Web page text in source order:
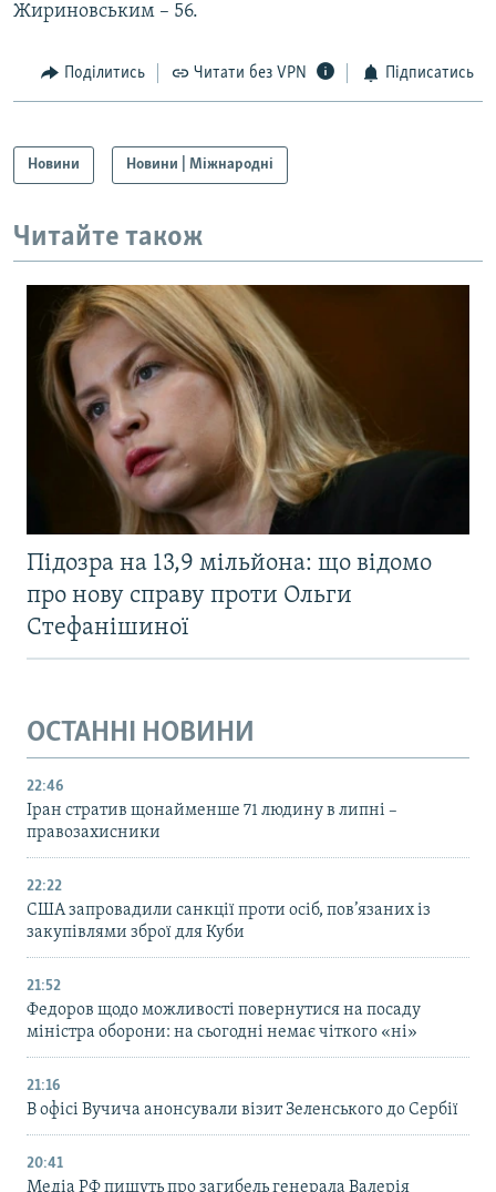
Жириновським – 56.
Поділитись Читати без VPN Підписатись
Новини Новини | Міжнародні
Читайте також
Підозра на 13,9 мільйона: що відомо
про нову справу проти Ольги
Стефанішиної
ОСТАННІ НОВИНИ
22:46
Іран стратив щонайменше 71 людину в липні –
правозахисники
22:22
США запровадили санкції проти осіб, пов’язаних із
закупівлями зброї для Куби
21:52
Федоров щодо можливості повернутися на посаду
міністра оборони: на сьогодні немає чіткого «ні»
21:16
В офісі Вучича анонсували візит Зеленського до Сербії
20:41
Медіа РФ пишуть про загибель генерала Валерія